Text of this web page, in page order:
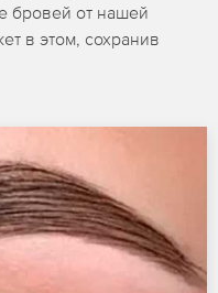
бровей от нашей
в этом, сохранив